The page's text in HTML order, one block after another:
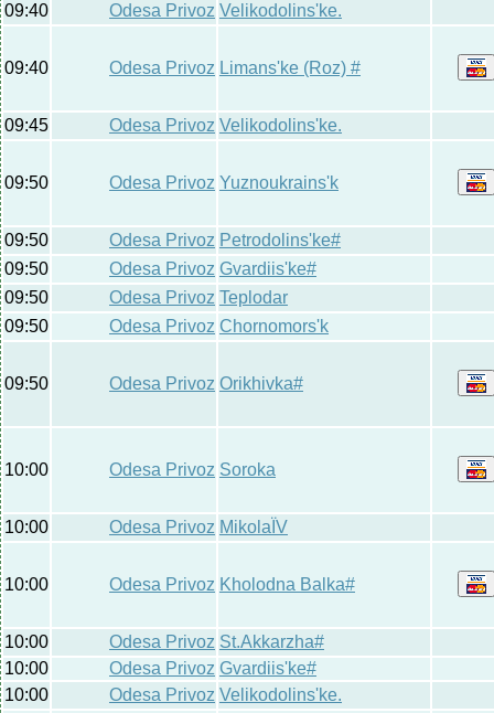
09:40
Odesa Privoz Velikodolins'ke.
09:40 Odesa Privoz Limans'ke (Roz) #
09:45 Odesa Privoz Velikodolins'ke.
09:50 Odesa Privoz Yuznoukraіns'k
09:50 Odesa Privoz Petrodolins'ke#
09:50
Odesa Privoz Gvardiis'ke#
09:50
Odesa Privoz Teplodar
09:50
Odesa Privoz Chornomors'k
09:50 Odesa Privoz Orikhivka#
10:00 Odesa Privoz Soroka
10:00 Odesa Privoz MikolaЇV
10:00 Odesa Privoz Kholodna Balka#
10:00 Odesa Privoz St.Akkarzha#
10:00
Odesa Privoz Gvardiis'ke#
10:00
Odesa Privoz Velikodolins'ke.